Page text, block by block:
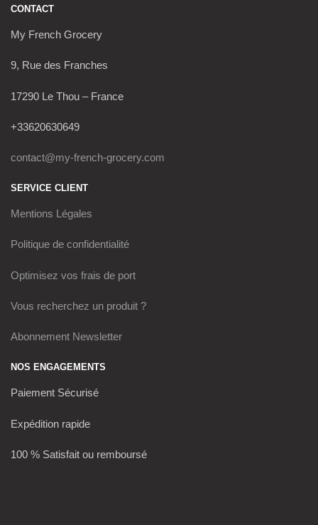
CONTACT
My French Grocery
9, Rue des Franches
17290 Le Thou – France
+33620630649
contact@my-french-grocery.com
SERVICE CLIENT
Mentions Légales
Politique de confidentialité
Optimisez vos frais de port
Vous recherchez un produit ?
Abonnement Newsletter
NOS ENGAGEMENTS
Paiement Sécurisé
Expédition rapide
100 % Satisfait ou remboursé